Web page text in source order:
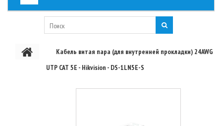
PON ОБОРУДОВАНИЕ
Кабель витая пара (для внутренней прокладки) 24AWG
UTP CAT 5E - Hikvision - DS-1LN5E-S